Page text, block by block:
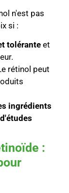
n'est pas
si :
tolérante et
rétinol peut
ingrédients
: